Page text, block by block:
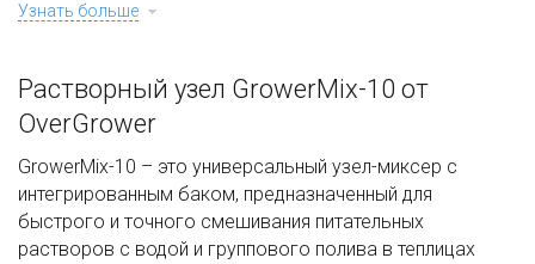
Узнать больше
Растворный узел GrowerMix-10 от
OverGrower
GrowerMix-10 – это универсальный узел-миксер с
интегрированным баком, предназначенный для
быстрого и точного смешивания питательных
растворов с водой и группового полива в теплицах